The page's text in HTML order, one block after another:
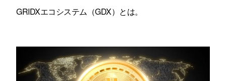
GRIDXエコシステム（GDX）とは。